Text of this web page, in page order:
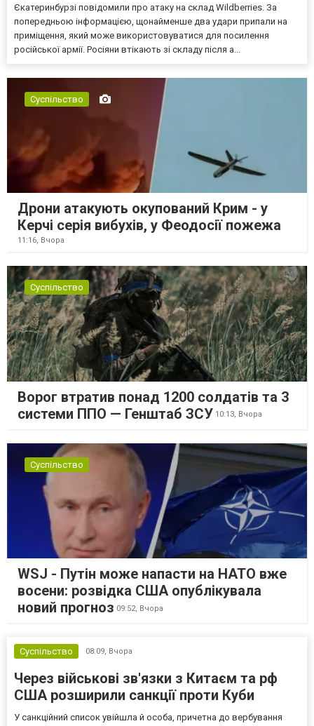
Єкатеринбурзі повідомили про атаку на склад Wildberries. За
попередньою інформацією, щонайменше два удари припали на
приміщення, який може використовуватися для посилення
російської армії. Росіяни втікають зі складу після а...
Суспільство
Дрони атакують окупований Крим - у
Керчі серія вибухів, у Феодосії пожежа
11:16, Вчора
Суспільство
Ворог втратив понад 1200 солдатів та 3
системи ППО — Генштаб ЗСУ 10:13, Вчора
Суспільство
WSJ - Путін може напасти на НАТО вже
восени: розвідка США опублікувала
новий прогноз 09:52, Вчора
Суспільство 08:09, Вчора
Через військові зв'язки з Китаєм та рф
США розширили санкції проти Куби
У санкційний список увійшла й особа, причетна до вербування